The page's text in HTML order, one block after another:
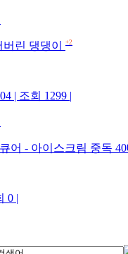
린 댕댕이 +2
| 조회 1299 |
어 - 아이스크림 중독
0 |